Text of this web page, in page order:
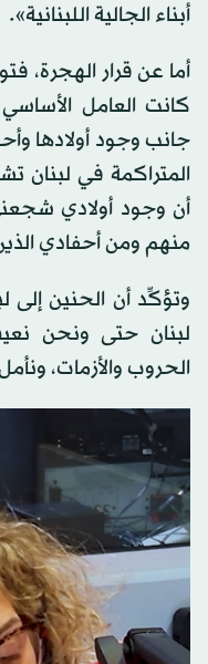
أبناء الجالية اللبنانية».
أما عن قرار الهجرة،
كانت العامل
جانب وجود أولادها
المتراكمة في لبنان
أن وجود أولادي
منهم ومن أحفادي
وتؤكِّد أن الحنين إلى
لبنان حتى ونحن
الحروب والأزمات،